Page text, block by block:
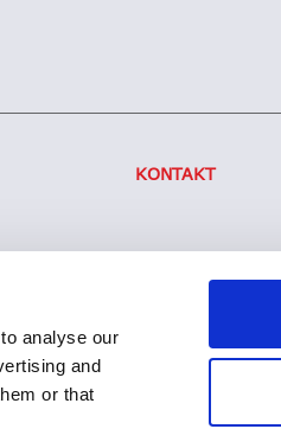
analyse our
and
or that
KONTAKT